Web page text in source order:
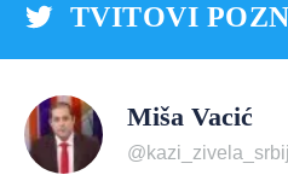
TVITOVI
Miša Vacić